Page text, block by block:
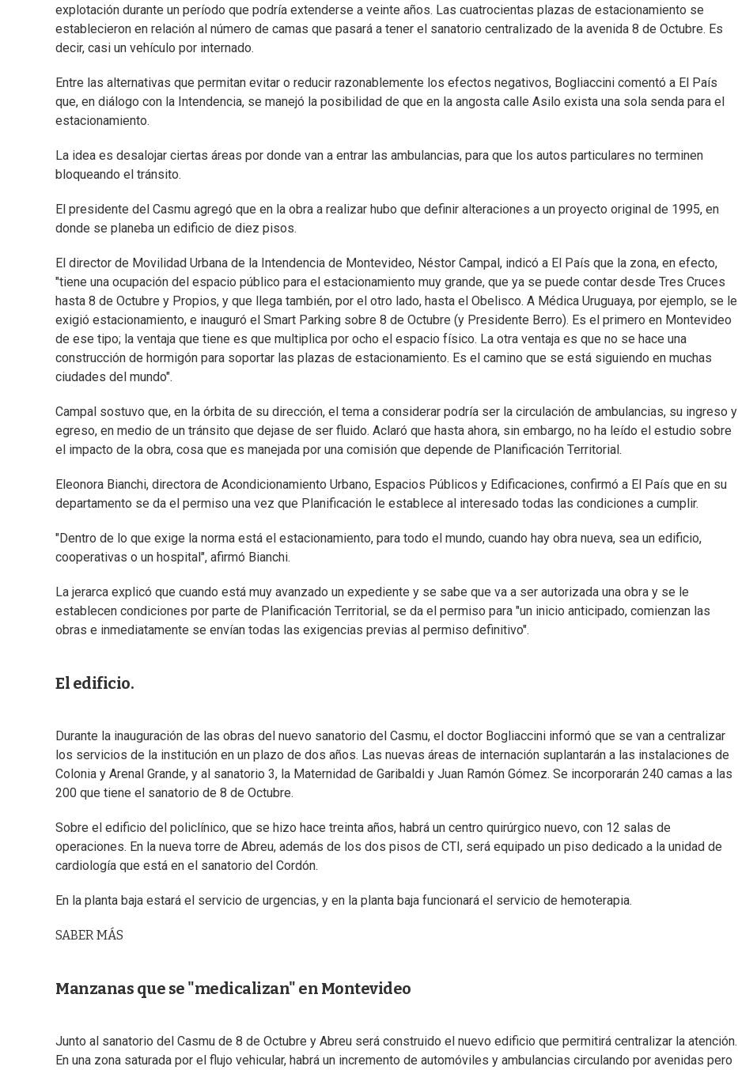
explotación durante un período que podría extenderse a veinte años. Las cuatrocientas plazas de estacionamiento se
establecieron en relación al número de camas que pasará a tener el sanatorio centralizado de la avenida 8 de Octubre. Es
decir, casi un vehículo por internado.
Entre las alternativas que permitan evitar o reducir razonablemente los efectos negativos, Bogliaccini comentó a El País
que, en diálogo con la Intendencia, se manejó la posibilidad de que en la angosta calle Asilo exista una sola senda para el
estacionamiento.
La idea es desalojar ciertas áreas por donde van a entrar las ambulancias, para que los autos particulares no terminen
bloqueando el tránsito.
El presidente del Casmu agregó que en la obra a realizar hubo que definir alteraciones a un proyecto original de 1995, en
donde se planeba un edificio de diez pisos.
El director de Movilidad Urbana de la Intendencia de Montevideo, Néstor Campal, indicó a El País que la zona, en efecto,
"tiene una ocupación del espacio público para el estacionamiento muy grande, que ya se puede contar desde Tres Cruces
hasta 8 de Octubre y Propios, y que llega también, por el otro lado, hasta el Obelisco. A Médica Uruguaya, por ejemplo, se le
exigió estacionamiento, e inauguró el Smart Parking sobre 8 de Octubre (y Presidente Berro). Es el primero en Montevideo
de ese tipo; la ventaja que tiene es que multiplica por ocho el espacio físico. La otra ventaja es que no se hace una
construcción de hormigón para soportar las plazas de estacionamiento. Es el camino que se está siguiendo en muchas
ciudades del mundo".
Campal sostuvo que, en la órbita de su dirección, el tema a considerar podría ser la circulación de ambulancias, su ingreso y
egreso, en medio de un tránsito que dejase de ser fluido. Aclaró que hasta ahora, sin embargo, no ha leído el estudio sobre
el impacto de la obra, cosa que es manejada por una comisión que depende de Planificación Territorial.
Eleonora Bianchi, directora de Acondicionamiento Urbano, Espacios Públicos y Edificaciones, confirmó a El País que en su
departamento se da el permiso una vez que Planificación le establece al interesado todas las condiciones a cumplir.
"Dentro de lo que exige la norma está el estacionamiento, para todo el mundo, cuando hay obra nueva, sea un edificio,
cooperativas o un hospital", afirmó Bianchi.
La jerarca explicó que cuando está muy avanzado un expediente y se sabe que va a ser autorizada una obra y se le
establecen condiciones por parte de Planificación Territorial, se da el permiso para "un inicio anticipado, comienzan las
obras e inmediatamente se envían todas las exigencias previas al permiso definitivo".
El edificio.
Durante la inauguración de las obras del nuevo sanatorio del Casmu, el doctor Bogliaccini informó que se van a centralizar
los servicios de la institución en un plazo de dos años. Las nuevas áreas de internación suplantarán a las instalaciones de
Colonia y Arenal Grande, y al sanatorio 3, la Maternidad de Garibaldi y Juan Ramón Gómez. Se incorporarán 240 camas a las
200 que tiene el sanatorio de 8 de Octubre.
Sobre el edificio del policlínico, que se hizo hace treinta años, habrá un centro quirúrgico nuevo, con 12 salas de
operaciones. En la nueva torre de Abreu, además de los dos pisos de CTI, será equipado un piso dedicado a la unidad de
cardiología que está en el sanatorio del Cordón.
En la planta baja estará el servicio de urgencias, y en la planta baja funcionará el servicio de hemoterapia.
SABER MÁS
Manzanas que se "medicalizan" en Montevideo
Junto al sanatorio del Casmu de 8 de Octubre y Abreu será construido el nuevo edificio que permitirá centralizar la atención.
En una zona saturada por el flujo vehicular, habrá un incremento de automóviles y ambulancias circulando por avenidas pero